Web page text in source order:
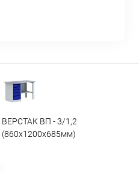
ВЕРСТАК ВП - 3/1,2
(860х1200х685мм)